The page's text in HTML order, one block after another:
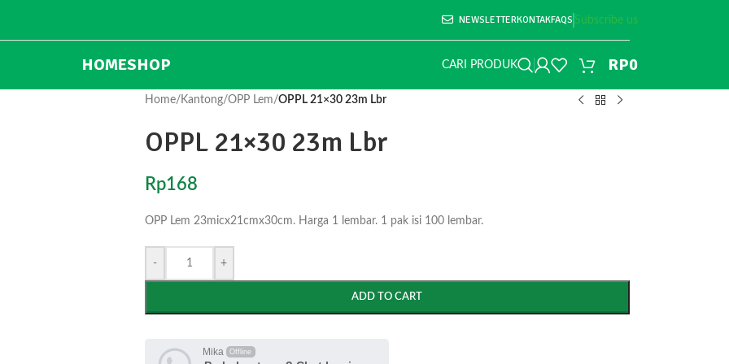
NEWSLETTERKONTAKFAQS Subscribe us
HOMESHOP CARI PRODUK RP0
Home/ Kantong/OPP Lem/OPPL 21×30 23m Lbr
OPPL 21×30 23m Lbr
Rp168
OPP Lem 23micx21cmx30cm. Harga 1 lembar. 1 pak isi 100 lembar.
- +
ADD TO CART
Mika Offline